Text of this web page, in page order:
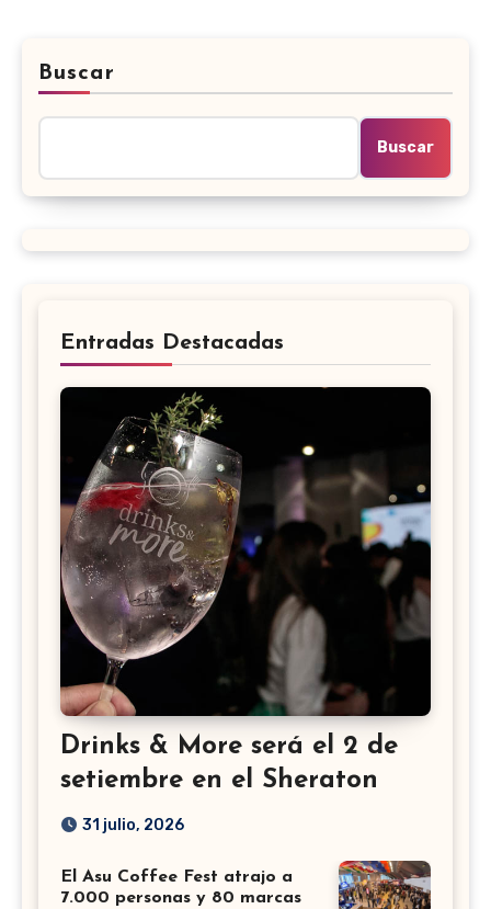
Buscar
Buscar
Entradas Destacadas
Drinks & More será el 2 de
setiembre en el Sheraton
31 julio, 2026
El Asu Coffee Fest atrajo a
7.000 personas y 80 marcas